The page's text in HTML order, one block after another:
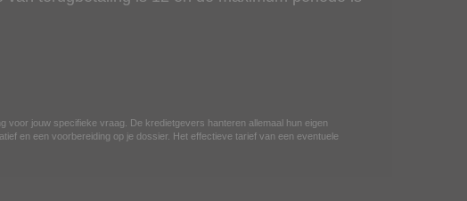
jouw specifieke vraag. De kredietgevers hanteren allemaal hun eigen
en een voorbereiding op je dossier. Het effectieve tarief van een eventuele